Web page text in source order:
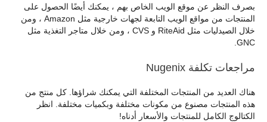
بصرف النظر عن موقع الويب الخاص بهم ، يمكنك أيضًا الحصول على
المنتجات من مواقع الويب التابعة لجهات خارجية مثل Amazon ، ومن
خلال الصيدليات مثل RiteAid و CVS ، ومن خلال متاجر التغذية مثل
GNC.
مراجعات تكلفة Nugenix
هناك العديد من المنتجات المختلفة التي يمكنك شراؤها. كل منتج من
هذه المنتجات مصنوع من مكونات مختلفة وبكميات مختلفة. انظر
الكتالوج الكامل للمنتجات والأسعار أدناه!